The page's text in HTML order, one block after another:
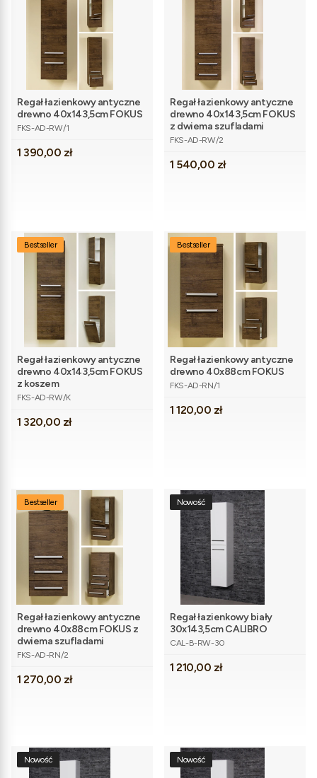
Regał łazienkowy antyczne
drewno 40x143,5cm FOKUS
Kod produktu
FKS-AD-RW/1
Cena
1 390,00 zł
Regał łazienkowy antyczne
drewno 40x143,5cm FOKUS
z dwiema szufladami
Kod produktu
FKS-AD-RW/2
Cena
1 540,00 zł
Bestseller
Regał łazienkowy antyczne
drewno 40x143,5cm FOKUS
z koszem
Kod produktu
FKS-AD-RW/K
Cena
1 320,00 zł
Bestseller
Regał łazienkowy antyczne
drewno 40x88cm FOKUS
Kod produktu
FKS-AD-RN/1
Cena
1 120,00 zł
Bestseller
Regał łazienkowy antyczne
drewno 40x88cm FOKUS z
dwiema szufladami
Kod produktu
FKS-AD-RN/2
Cena
1 270,00 zł
Nowość
Regał łazienkowy biały
30x143,5cm CALIBRO
Kod produktu
CAL-B-RW-30
Cena
1 210,00 zł
Nowość Nowość